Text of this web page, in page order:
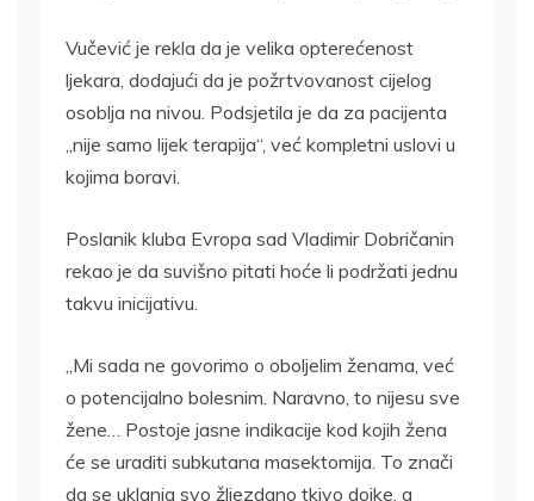
Vučević je rekla da je velika opterećenost
ljekara, dodajući da je požrtvovanost cijelog
osoblja na nivou. Podsjetila je da za pacijenta
„nije samo lijek terapija“, već kompletni uslovi u
kojima boravi.
Poslanik kluba Evropa sad Vladimir Dobričanin
rekao je da suvišno pitati hoće li podržati jednu
takvu inicijativu.
„Mi sada ne govorimo o oboljelim ženama, već
o potencijalno bolesnim. Naravno, to nijesu sve
žene… Postoje jasne indikacije kod kojih žena
će se uraditi subkutana masektomija. To znači
da se uklanja svo žljezdano tkivo dojke, a